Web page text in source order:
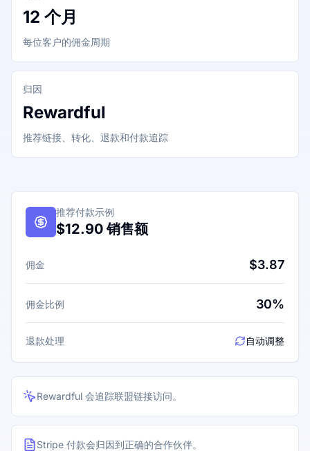
12 个月
每位客户的佣金周期
归因
Rewardful
推荐链接、转化、退款和付款追踪
推荐付款示例
$12.90 销售额
佣金 $3.87
佣金比例 30%
退款处理 自动调整
Rewardful 会追踪联盟链接访问。
Stripe 付款会归因到正确的合作伙伴。